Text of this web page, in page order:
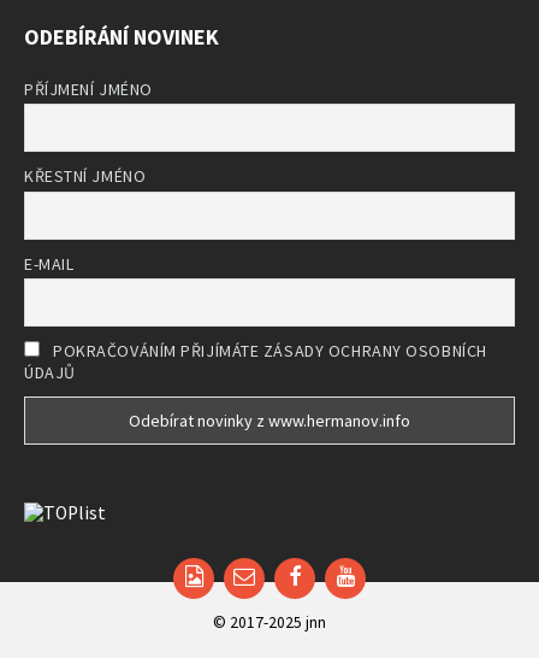
ODEBÍRÁNÍ NOVINEK
PŘÍJMENÍ JMÉNO
KŘESTNÍ JMÉNO
E-MAIL
POKRAČOVÁNÍM PŘIJÍMÁTE ZÁSADY OCHRANY OSOBNÍCH
ÚDAJŮ
EmailFacebookYouTube
© 2017-2025 jnn